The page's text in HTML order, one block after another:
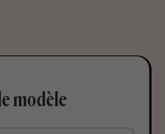
modèle